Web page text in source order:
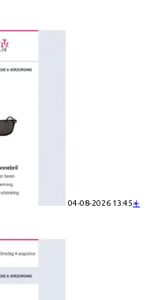
04-08-2026 13:45☀️